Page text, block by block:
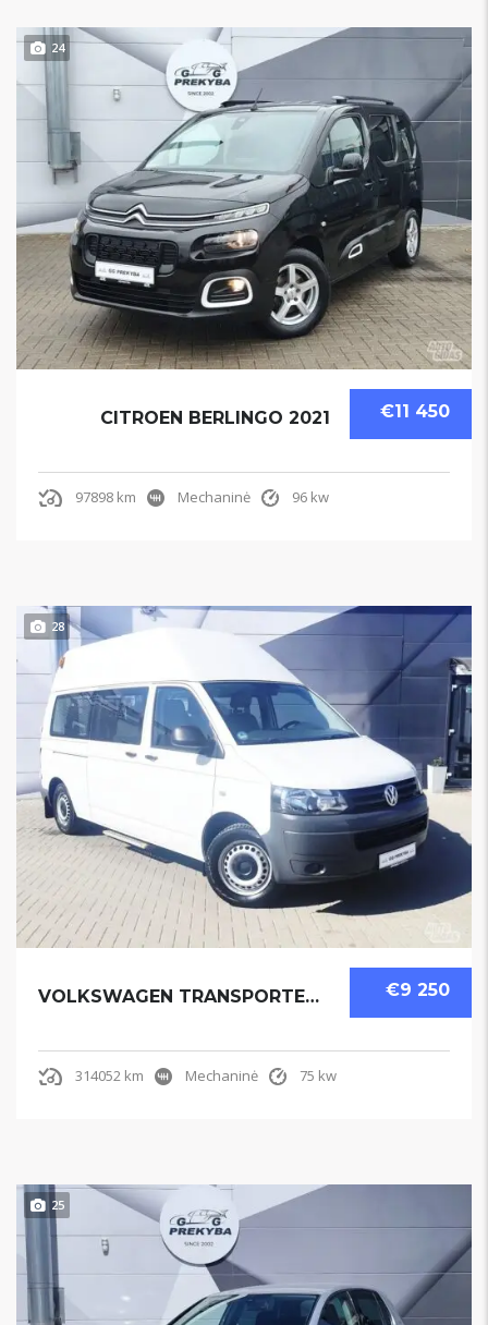
24
€11 450
CITROEN BERLINGO 2021
97898 km Mechaninė 96 kw
28
€9 250
VOLKSWAGEN TRANSPORTER 2011
314052 km Mechaninė 75 kw
25